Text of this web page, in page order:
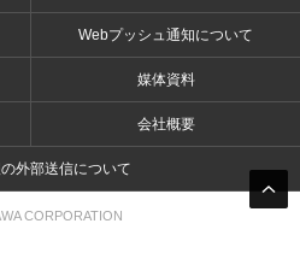
Webプッシュ通知について
媒体資料
会社概要
外部送信について
CORPORATION